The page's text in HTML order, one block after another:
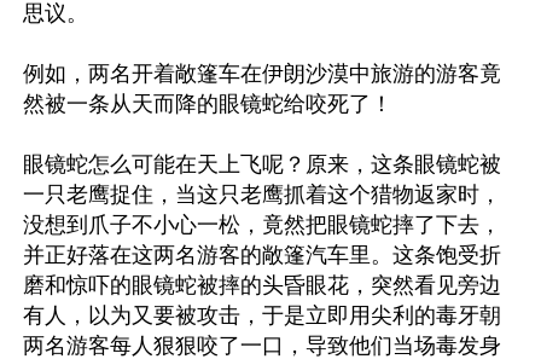
思议。
例如，两名开着敞篷车在伊朗沙漠中旅游的游客竟
然被一条从天而降的眼镜蛇给咬死了！
眼镜蛇怎么可能在天上飞呢？原来，这条眼镜蛇被
一只老鹰捉住，当这只老鹰抓着这个猎物返家时，
没想到爪子不小心一松，竟然把眼镜蛇摔了下去，
并正好落在这两名游客的敞篷汽车里。这条饱受折
磨和惊吓的眼镜蛇被摔的头昏眼花，突然看见旁边
有人，以为又要被攻击，于是立即用尖利的毒牙朝
两名游客每人狠狠咬了一口，导致他们当场毒发身